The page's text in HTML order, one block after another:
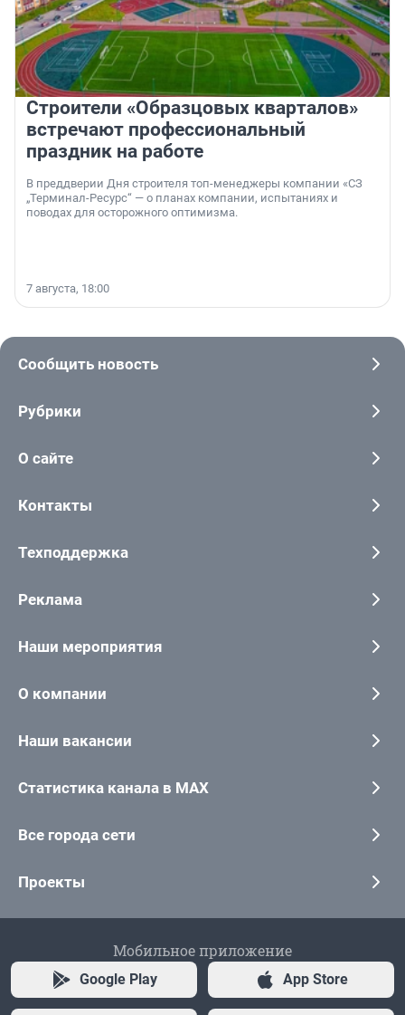
Строители «Образцовых кварталов»
встречают профессиональный
праздник на работе
В преддверии Дня строителя топ-менеджеры компании «СЗ
„Терминал-Ресурс“ — о планах компании, испытаниях и
поводах для осторожного оптимизма.
7 августа, 18:00
Сообщить новость
Рубрики
О сайте
Контакты
Техподдержка
Реклама
Наши мероприятия
О компании
Наши вакансии
Статистика канала в MAX
Все города сети
Проекты
Мобильное приложение
Google Play App Store